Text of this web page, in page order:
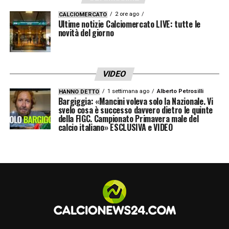
LA PLAYLIST DELLE NOSTRE TOP NEWS
CALCIOMERCATO 2 ore ago
Ultime notizie Calciomercato LIVE: tutte le
novità del giorno
VIDEO
HANNO DETTO 1 settimana ago Alberto Petrosilli
Bargiggia: «Mancini voleva solo la Nazionale. Vi
svelo cosa è successo davvero dietro le quinte
della FIGC. Campionato Primavera male del
calcio italiano» ESCLUSIVA e VIDEO